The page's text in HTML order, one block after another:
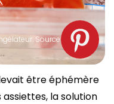
Source :
être éphémère
assiettes, la solution